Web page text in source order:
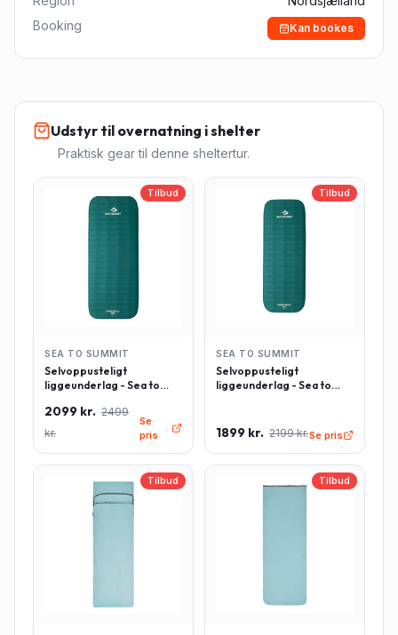
Booking
Kan bookes
Udstyr til overnatning i shelter
Praktisk gear til denne sheltertur.
Tilbud
SEA TO SUMMIT
Selvoppusteligt
liggeunderlag - Sea to
Rektangulær - Large -
Grøn
2099 kr. 2499
kr.
Se
pris
Tilbud
SEA TO SUMMIT
Selvoppusteligt
liggeunderlag - Sea to
Grøn
1899 kr. 2199 kr.Se pris
Tilbud Tilbud